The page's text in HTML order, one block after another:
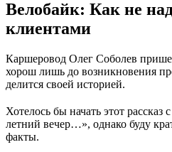
Велобайк: Как не
клиентами
Каршеровод Олег Соболев
хорош лишь до возникновения
делится своей историей.
Хотелось бы начать этот
летний вечер…», однако буду
факты.